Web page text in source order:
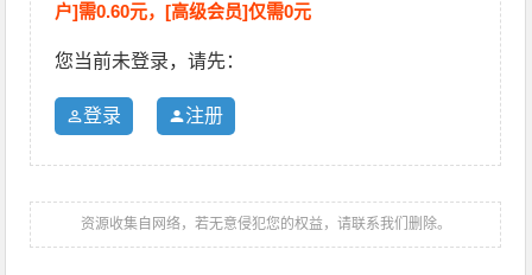
户]需0.60元，[高级会员]仅需0元
您当前未登录，请先：
登录 注册
资源收集自网络，若无意侵犯您的权益，请联系我们删除。